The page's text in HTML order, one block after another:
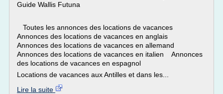
Guide Wallis Futuna
Toutes les annonces des locations de vacances
Annonces des locations de vacances en anglais
Annonces des locations de vacances en allemand
Annonces des locations de vacances en italien Annonces
des locations de vacances en espagnol
Locations de vacances aux Antilles et dans les...
Lire la suite